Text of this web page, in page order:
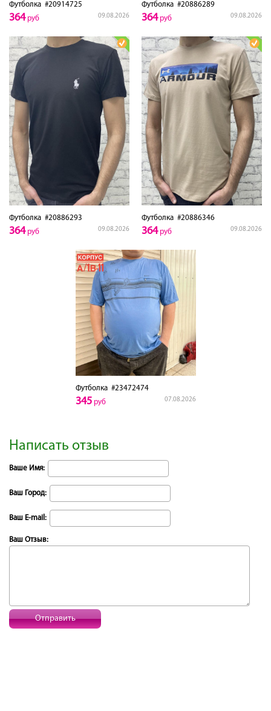
Футболка #20914725
09.08.2026
364руб
Футболка #20886289
09.08.2026
364руб
Футболка #20886293
09.08.2026
364руб
Футболка #20886346
09.08.2026
364руб
Футболка#23472474
07.08.2026
345руб
Написать отзыв
Ваше Имя:
Ваш Город:
Ваш E-mail:
Ваш Отзыв:
Отправить